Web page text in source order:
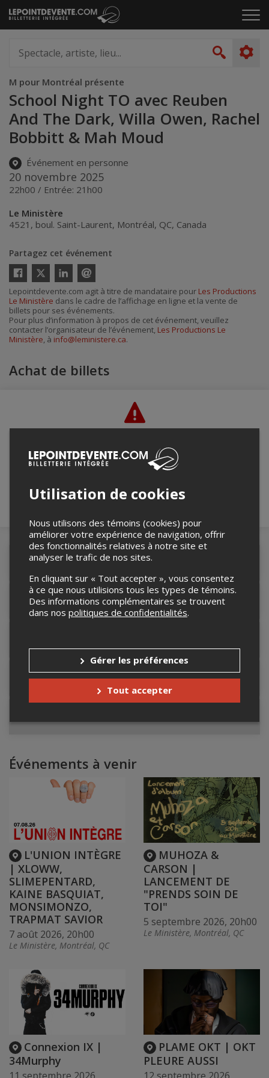
Passer
au
le
artiste,
lieu...
M pour Montréal présente
School Night TO avec Reuben
And The Dark, Willa Owen, Rachel
Bobbitt & Mah Moud
Événement en personne
20 novembre 2025
22h00 / Entrée: 21h00
Le Ministère
4521, boul. Saint-Laurent, Montréal, QC, Canada
Partagez cet événement
Facebook
Twitter
LinkedinEnvoyer
par
courriel
Lepointdevente.com agit à titre de mandataire pour Les Productions
Le Ministère dans le cadre de l’affichage en ligne et la vente de
billets pour ses événements.
Pour plus d’information à propos de cet événement, veuillez
contacter l’organisateur de l’événement, Les Productions Le
Ministère, à info@leministere.ca.
Achat de billets
robot ci-bas.
Détails de l'événement
Accès au site de l'événement
Lieu de l'événement
Événements à venir
L'UNION INTÈGRE
| XLOWW,
SLIMEPENTARD,
KAINE BASQUIAT,
MONSIMONZO,
TRAPMAT SAVIOR
7 août 2026, 20h00
Le Ministère, Montréal, QC
MUHOZA &
CARSON |
LANCEMENT DE
"PRENDS SOIN DE
TOI"
5 septembre 2026, 20h00
Le Ministère, Montréal, QC
Connexion IX |
34Murphy
11 septembre 2026,
PLAME OKT | OKT
PLEURE AUSSI
12 septembre 2026,
Utilisation de cookies
Nous utilisons des témoins (cookies) pour
améliorer votre expérience de navigation, offrir
des fonctionnalités relatives à notre site et
analyser le trafic de nos sites.
En cliquant sur « Tout accepter », vous consentez
à ce que nous utilisions tous les types de témoins.
Des informations complémentaires se trouvent
dans nos politiques de confidentialités.
Gérer les préférences
Tout accepter